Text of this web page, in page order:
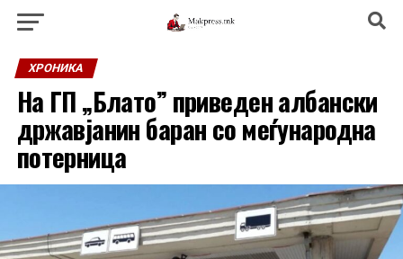
ХРОНИКА
На ГП „Блато” приведен албански
државјанин баран со меѓународна
потерница